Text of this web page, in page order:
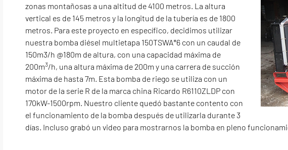
zonas montañosas a una altitud de 4100 metros. La altura
vertical es de 145 metros y la longitud de la tubería es de 1800
metros. Para este proyecto en específico, decidimos utilizar
nuestra bomba diésel multietapa 150TSWA*6 con un caudal de
150m3/h @180m de altura, con una capacidad máxima de
200m3/h, una altura máxima de 200m y una carrera de succión
máxima de hasta 7m. Esta bomba de riego se utiliza con un
motor de la serie R de la marca china Ricardo R6110ZLDP con
170kW-1500rpm. Nuestro cliente quedó bastante contento con
el funcionamiento de la bomba después de utilizarla durante 3
días. Incluso grabó un video para mostrarnos la bomba en pleno